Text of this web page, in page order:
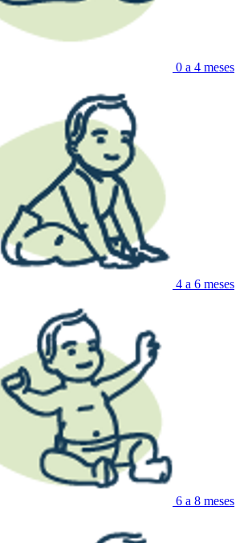
0 a 4 meses
4 a 6 meses
6 a 8 meses